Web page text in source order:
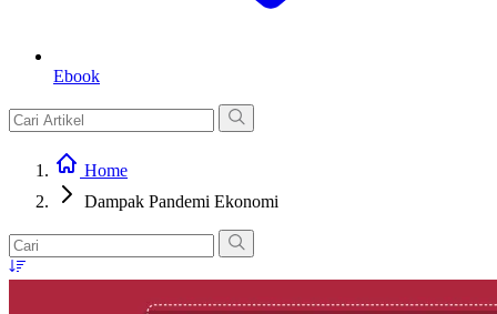
Ebook
Home
Dampak Pandemi Ekonomi